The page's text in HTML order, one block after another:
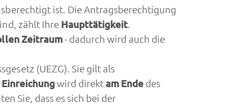
ist. Die Antragsberechtigung
zählt Ihre Haupttätigkeit.
Zeitraum- dadurch wird auch die
(UEZG). Sie gilt als
wird direktam Ende des
Sie, dass es sich bei der